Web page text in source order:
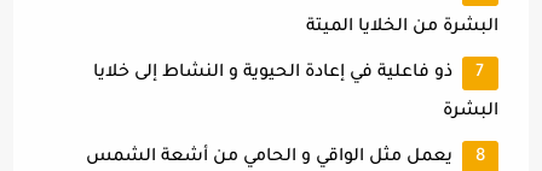
البشرة من الخلايا الميتة
ذو فاعلية في إعادة الحيوية و النشاط إلى خلايا
البشرة
يعمل مثل الواقي و الحامي من أشعة الشمس